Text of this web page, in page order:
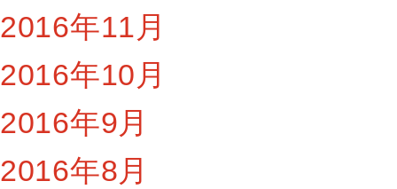
2016年11月
2016年10月
2016年9月
2016年8月